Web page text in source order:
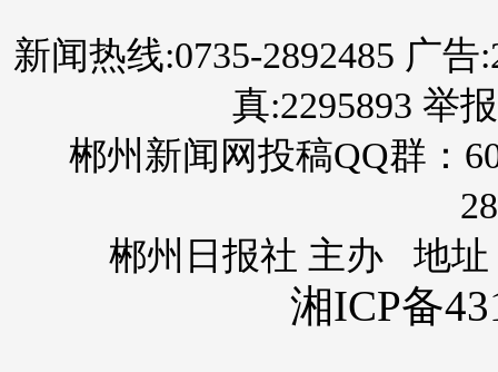
新闻热线:0735-2892485 广告
真:2295893 举
郴州新闻网投稿QQ群：
郴州日报社 主办 地址
湘ICP备